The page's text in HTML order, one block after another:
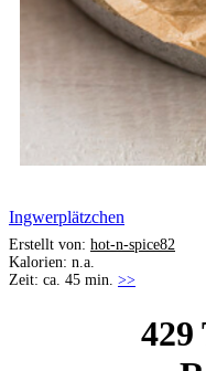
Ingwerplätzchen
Erstellt von: hot-n-spice82
Kalorien: n.a.
Zeit: ca. 45 min. >>